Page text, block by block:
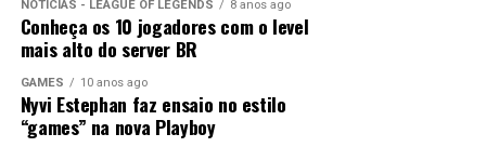
Compartilhe isso:
Clique
para
compartilhar
no
Clique
para
compartilhar
no
Milton (Pacino), possui um outro lado assustador: ele é
o próprio Diabo, “escondido” na pele de um advogado
bem sucedido.
NOTÍCIAS - LEAGUE OF LEGENDS 8 anos ago
Conheça os 10 jogadores com o level
mais alto do server BR
GAMES 10 anos ago
Nyvi Estephan faz ensaio no estilo
“games” na nova Playboy